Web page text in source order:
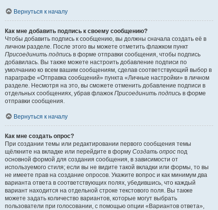
Вернуться к началу
Как мне добавить подпись к своему сообщению?
Чтобы добавить подпись к сообщению, вы должны сначала создать её в
личном разделе. После этого вы можете отметить флажком пункт
Присоединить подпись в форме отправки сообщения, чтобы подпись
добавилась. Вы также можете настроить добавление подписи по
умолчанию ко всем вашим сообщениям, сделав соответствующий выбор в
параграфе «Отправка сообщений» пункта «Личные настройки» в личном
разделе. Несмотря на это, вы сможете отменить добавление подписи в
отдельных сообщениях, убрав флажок Присоединить подпись в форме
отправки сообщения.
Вернуться к началу
Как мне создать опрос?
При создании темы или редактировании первого сообщения темы
щёлкните на вкладке или перейдите в форму Создать опрос под
основной формой для создания сообщения, в зависимости от
используемого стиля; если вы не видите такой вкладки или формы, то вы
не имеете прав на создание опросов. Укажите вопрос и как минимум два
варианта ответа в соответствующих полях, убедившись, что каждый
вариант находится на отдельной строке текстового поля. Вы также
можете задать количество вариантов, которые могут выбрать
пользователи при голосовании, с помощью опции «Вариантов ответа»,